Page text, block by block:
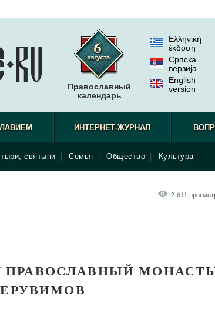
Православный
календарь
Ελληνική
έκδοση
Српска
верзиjа
English
version
ИНТЕРНЕТ-ЖУРНАЛ
святыни Семья Общество Культура
2 611
ПРАВОСЛАВНЫЙ